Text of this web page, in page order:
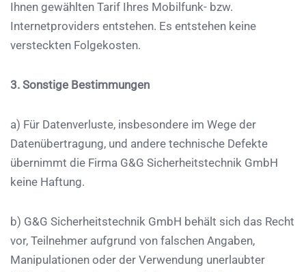
Ihnen gewählten Tarif Ihres Mobilfunk- bzw.
Internetproviders entstehen. Es entstehen keine
versteckten Folgekosten.
3. Sonstige Bestimmungen
a) Für Datenverluste, insbesondere im Wege der
Datenübertragung, und andere technische Defekte
übernimmt die Firma G&G Sicherheitstechnik GmbH
keine Haftung.
b) G&G Sicherheitstechnik GmbH behält sich das Recht
vor, Teilnehmer aufgrund von falschen Angaben,
Manipulationen oder der Verwendung unerlaubter